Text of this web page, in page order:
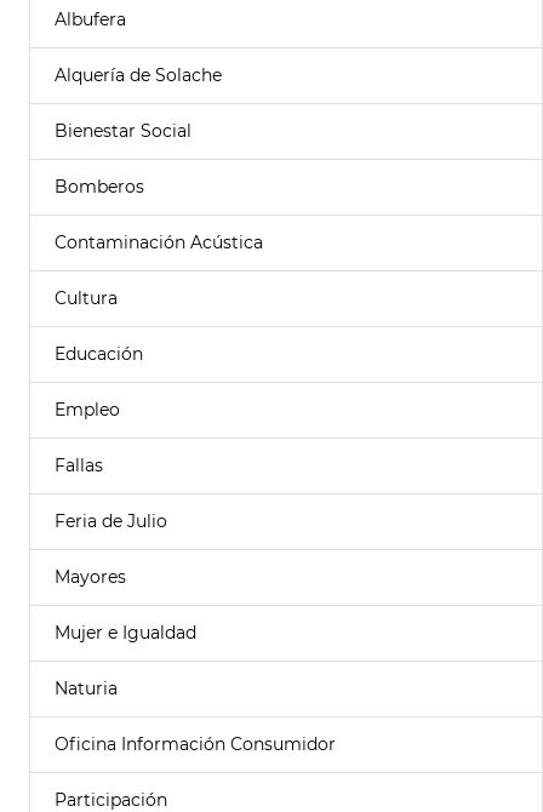
Albufera
Alquería de Solache
Bienestar Social
Bomberos
Contaminación Acústica
Cultura
Educación
Empleo
Fallas
Feria de Julio
Mayores
Mujer e Igualdad
Naturia
Oficina Información Consumidor
Participación